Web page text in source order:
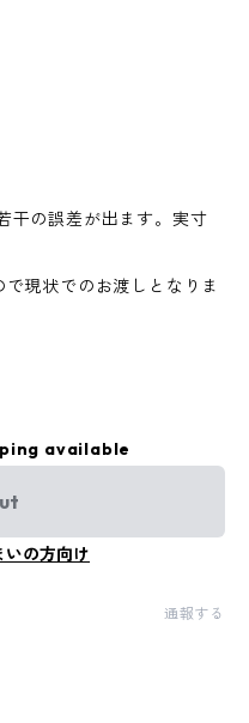
干の誤差が出ます。実寸
現状でのお渡しとなりま
available
いの方向け
通報する